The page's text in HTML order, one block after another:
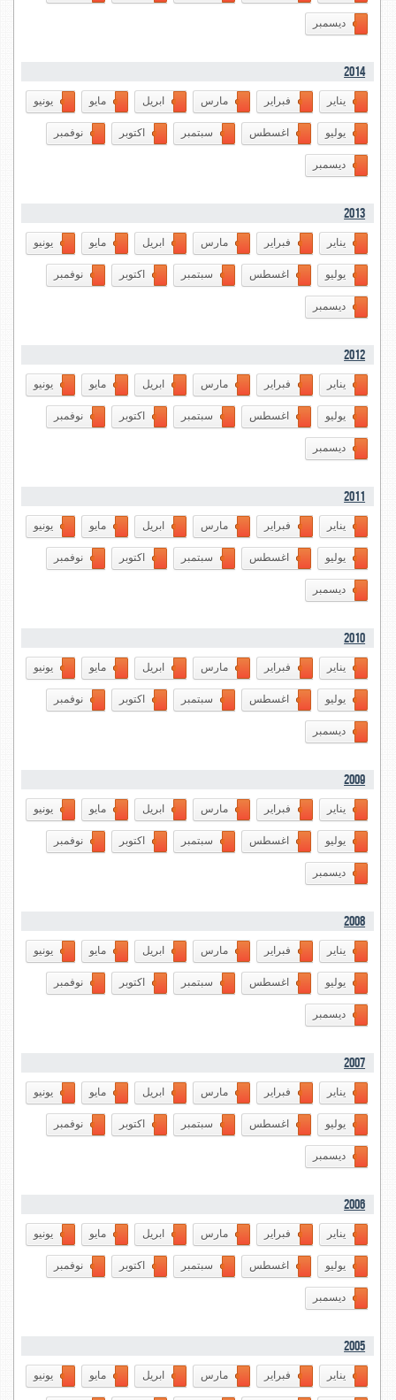
ديسمبر
2014
يناير فبراير مارس ابريل مايو يونيو
يوليو اغسطس سبتمبر اكتوبر نوفمبر
ديسمبر
2013
يناير فبراير مارس ابريل مايو يونيو
يوليو اغسطس سبتمبر اكتوبر نوفمبر
ديسمبر
2012
يناير فبراير مارس ابريل مايو يونيو
يوليو اغسطس سبتمبر اكتوبر نوفمبر
ديسمبر
2011
يناير فبراير مارس ابريل مايو يونيو
يوليو اغسطس سبتمبر اكتوبر نوفمبر
ديسمبر
2010
يناير فبراير مارس ابريل مايو يونيو
يوليو اغسطس سبتمبر اكتوبر نوفمبر
ديسمبر
2009
يناير فبراير مارس ابريل مايو يونيو
يوليو اغسطس سبتمبر اكتوبر نوفمبر
ديسمبر
2008
يناير فبراير مارس ابريل مايو يونيو
يوليو اغسطس سبتمبر اكتوبر نوفمبر
ديسمبر
2007
يناير فبراير مارس ابريل مايو يونيو
يوليو اغسطس سبتمبر اكتوبر نوفمبر
ديسمبر
2006
يناير فبراير مارس ابريل مايو يونيو
يوليو اغسطس سبتمبر اكتوبر نوفمبر
ديسمبر
2005
يناير فبراير مارس ابريل مايو يونيو